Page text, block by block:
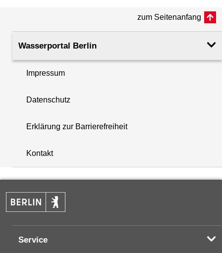
+
−
zum Seitenanfang
Wasserportal Berlin
Impressum
Datenschutz
Erklärung zur Barrierefreiheit
Kontakt
Service